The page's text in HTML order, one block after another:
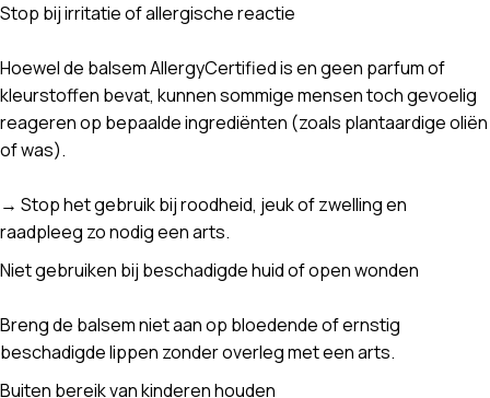
Stop bij irritatie of allergische reactie
Hoewel de balsem AllergyCertified is en geen parfum of
kleurstoffen bevat, kunnen sommige mensen toch gevoelig
reageren op bepaalde ingrediënten (zoals plantaardige oliën
of was).
→ Stop het gebruik bij roodheid, jeuk of zwelling en
raadpleeg zo nodig een arts.
Niet gebruiken bij beschadigde huid of open wonden
Breng de balsem niet aan op bloedende of ernstig
beschadigde lippen zonder overleg met een arts.
Buiten bereik van kinderen houden